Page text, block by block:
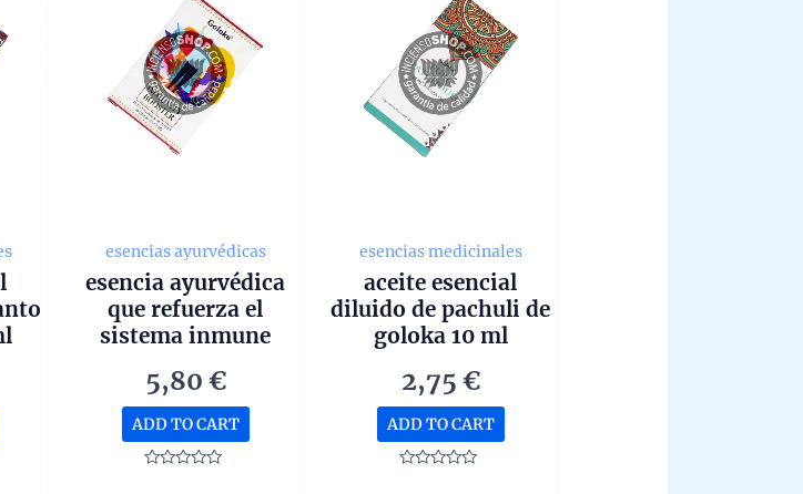
esencias ayurvédicas
esencia ayurvédica
que refuerza el
sistema inmune
propiedades
curativas 10ml
5,80 €
ADD TO CART
esencias medicinales
aceite esencial
diluido de pachuli de
goloka 10 ml
2,75 €
ADD TO CART